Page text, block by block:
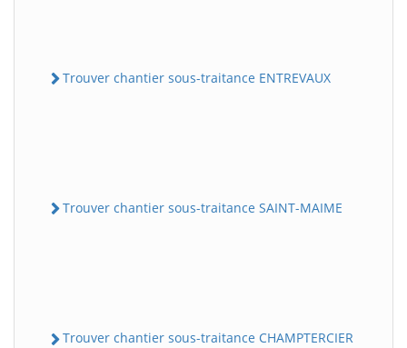
Trouver chantier sous-traitance ENTREVAUX
Trouver chantier sous-traitance SAINT-MAIME
Trouver chantier sous-traitance CHAMPTERCIER